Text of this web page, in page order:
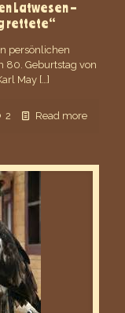
Latwesen –
rettete“
persönlichen
80. Geburtstag von
May […]
2 Read more